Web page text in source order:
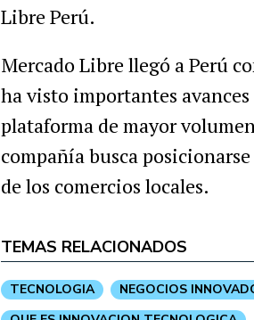
Libre Perú.
Mercado Libre llegó a Perú
ha visto importantes
plataforma de mayor
compañía busca
de los comercios locales.
TEMAS RELACIONADOS
TECNOLOGIA NEGOCIOS